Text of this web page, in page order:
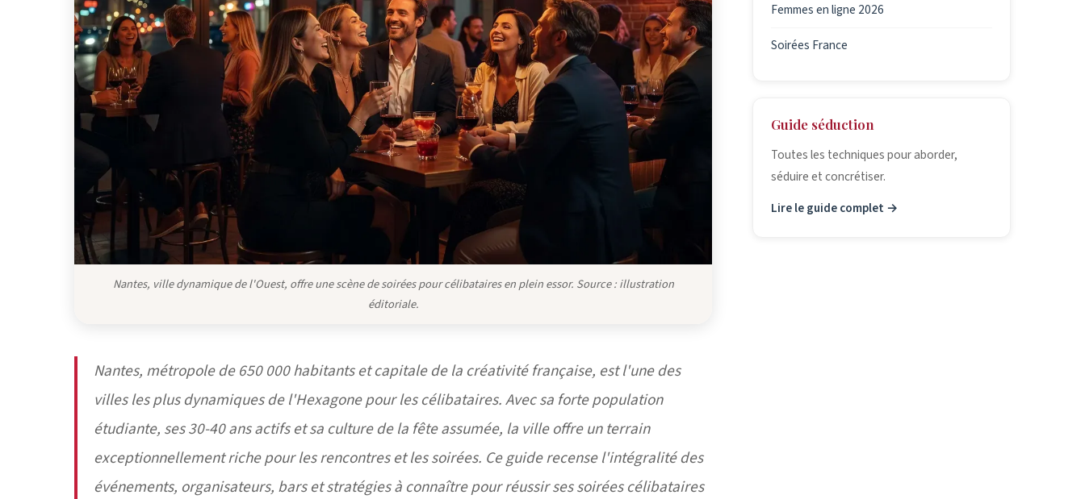
Nantes, ville dynamique de l'Ouest, offre une scène de soirées pour célibataires en plein essor. Source : illustration
éditoriale.
Nantes, métropole de 650 000 habitants et capitale de la créativité française, est l'une des
villes les plus dynamiques de l'Hexagone pour les célibataires. Avec sa forte population
étudiante, ses 30-40 ans actifs et sa culture de la fête assumée, la ville offre un terrain
exceptionnellement riche pour les rencontres et les soirées. Ce guide recense l'intégralité des
événements, organisateurs, bars et stratégies à connaître pour réussir ses soirées célibataires
Femmes en ligne 2026
Soirées France
Guide séduction
Toutes les techniques pour aborder,
séduire et concrétiser.
Lire le guide complet →